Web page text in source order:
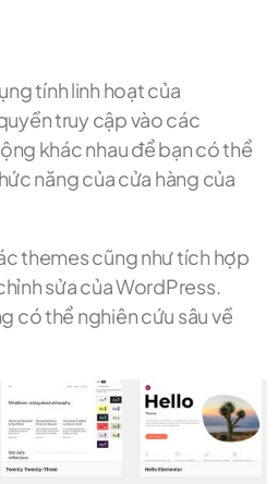
tính linh hoạt của
truy cập vào các
khác nhau để bạn có thể
năng của cửa hàng của
themes cũng như tích hợp
sửa của WordPress.
có thể nghiên cứu sâu về